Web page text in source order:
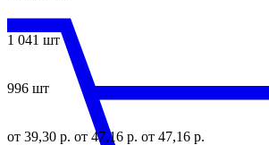
1 041 шт
996 шт
от 39,30 р. от 47,16 р. от 47,16 р.